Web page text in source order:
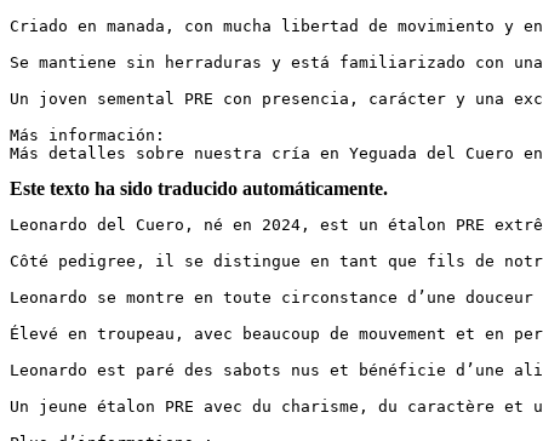
Criado en manada, con mucha libertad de movimiento
Se mantiene sin herraduras y está familiarizado con
Un joven semental PRE con presencia, carácter y
Más información:
Más detalles sobre nuestra cría en Yeguada del Cuero
Este texto ha sido traducido automáticamente.
Leonardo del Cuero, né en 2024, est un étalon PRE
Côté pedigree, il se distingue en tant que fils de notre
Leonardo se montre en toute circonstance d’une
Élevé en troupeau, avec beaucoup de mouvement
Leonardo est paré des sabots nus et bénéficie
Un jeune étalon PRE avec du charisme, du